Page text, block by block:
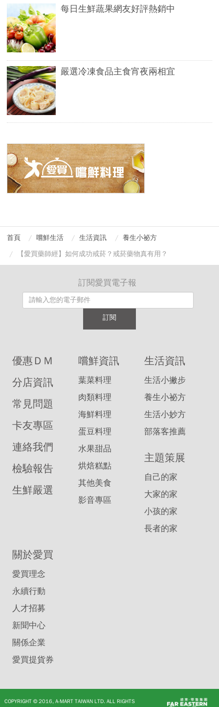
每日生鮮蔬果網友好評熱銷中
嚴選冷凍食品主食宵夜兩相宜
首頁 嚐鮮生活 生活資訊
養生小祕方
【愛買藥師經】如何成功戒菸？戒菸藥物真有用？
訂閱愛買電子報
訂閱
優惠ＤＭ
分店資訊
常見問題
卡友專區
連絡我們
檢驗報告
生鮮嚴選
嚐鮮資訊
葉菜料理
肉類料理
海鮮料理
蛋豆料理
水果甜品
烘焙糕點
其他美食
影音專區
生活資訊
生活小撇步
養生小祕方
生活小妙方
部落客推薦
主題策展
自己的家
大家的家
小孩的家
長者的家
關於愛買
愛買理念
永續行動
人才招募
新聞中心
關係企業
愛買提貨券
COPYRIGHT © 2016, A-MART TAIWAN LTD. ALL RIGHTS